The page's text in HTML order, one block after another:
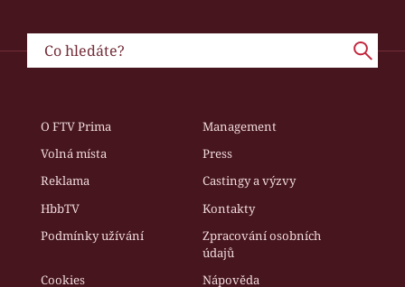
O FTV Prima
Management
Volná místa
Press
Reklama
Castingy a výzvy
HbbTV
Kontakty
Podmínky užívání
Zpracování osobních
údajů
Cookies
Nápověda